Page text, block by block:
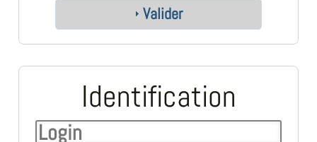
Valider
Identification